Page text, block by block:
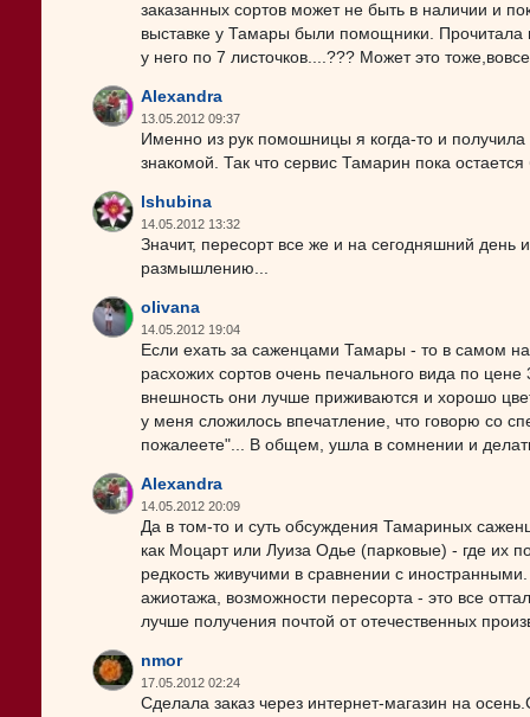
заказанных сортов может не быть в наличии и
выставке у Тамары были помощники. Прочитала
у него по 7 листочков....??? Может это
Alexandra
13.05.2012 09:37
Именно из рук помошницы я когда-то и
знакомой. Так что сервис Тамарин пока
lshubina
14.05.2012 13:32
Значит, пересорт все же и на сегодняшний
размышлению...
olivana
14.05.2012 19:04
Если ехать за саженцами Тамары - то в самом
расхожих сортов очень печального вида по
внешность они лучше приживаются и хорошо
у меня сложилось впечатление, что говорю со
пожалеете"... В общем, ушла в сомнении и
Alexandra
14.05.2012 20:09
Да в том-то и суть обсуждения Тамариных
как Моцарт или Луиза Одье (парковые) - где их
редкость живучими в сравнении с
ажиотажа, возможности пересорта - это все
лучше получения почтой от отечественных
nmor
17.05.2012 02:24
Сделала заказ через интернет-магазин на